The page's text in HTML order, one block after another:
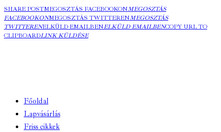
SHARE POSTMEGOSZTÁS FACEBOOKONMEGOSZTÁS
FACEBOOKONMEGOSZTÁS TWITTERENMEGOSZTÁS
TWITTERENELKÜLD EMAILBENELKÜLD EMAILBENCOPY URL TO
CLIPBOARDLINK KÜLDÉSE
Főoldal
Lapvásárlás
Friss cikkek